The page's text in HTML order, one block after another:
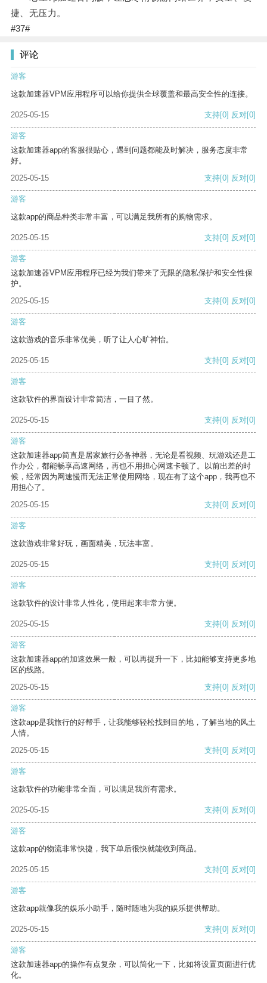
捷、无压力。
#37#
评论
游客
这款加速器VPM应用程序可以给你提供全球覆盖和最高安全性的连接。
2025-05-15 支持[0] 反对[0]
游客
这款加速器app的客服很贴心，遇到问题都能及时解决，服务态度非常
好。
2025-05-15
支持[0] 反对[0]
游客
这款app的商品种类非常丰富，可以满足我所有的购物需求。
2025-05-15 支持[0] 反对[0]
游客
这款加速器VPM应用程序已经为我们带来了无限的隐私保护和安全性保
护。
2025-05-15
支持[0] 反对[0]
游客
这款游戏的音乐非常优美，听了让人心旷神怡。
2025-05-15 支持[0] 反对[0]
游客
这款软件的界面设计非常简洁，一目了然。
2025-05-15 支持[0] 反对[0]
游客
这款加速器app简直是居家旅行必备神器，无论是看视频、玩游戏还是工
作办公，都能畅享高速网络，再也不用担心网速卡顿了。以前出差的时
候，经常因为网速慢而无法正常使用网络，现在有了这个app，我再也不
用担心了。
2025-05-15
支持[0] 反对[0]
游客
这款游戏非常好玩，画面精美，玩法丰富。
2025-05-15 支持[0] 反对[0]
游客
这款软件的设计非常人性化，使用起来非常方便。
2025-05-15 支持[0] 反对[0]
游客
这款加速器app的加速效果一般，可以再提升一下，比如能够支持更多地
区的线路。
2025-05-15
支持[0] 反对[0]
游客
这款app是我旅行的好帮手，让我能够轻松找到目的地，了解当地的风土
人情。
2025-05-15
支持[0] 反对[0]
游客
这款软件的功能非常全面，可以满足我所有需求。
2025-05-15 支持[0] 反对[0]
游客
这款app的物流非常快捷，我下单后很快就能收到商品。
2025-05-15 支持[0] 反对[0]
游客
这款app就像我的娱乐小助手，随时随地为我的娱乐提供帮助。
2025-05-15 支持[0] 反对[0]
游客
这款加速器app的操作有点复杂，可以简化一下，比如将设置页面进行优
化。